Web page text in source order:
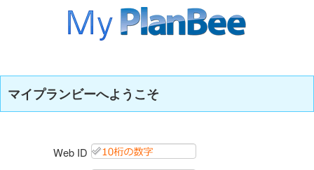
マイプランビーへようこそ
Web ID